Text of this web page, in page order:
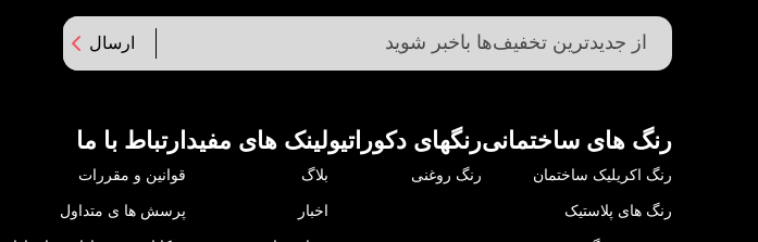
ارسال
رنگ های ساختمانی
رنگ اکریلیک ساختمان
رنگ های پلاستیک
رنگهای دکوراتیو
رنگ روغنی
لینک های مفید
بلاگ
اخبار
ارتباط با ما
قوانین و مقررات
پرسش ها ی متداول